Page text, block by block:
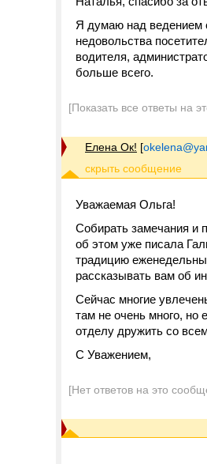
Я думаю над ведением
недовольства
водителя,
больше всего.
[Показать все ответы на
Елена Ок! [
Уважаемая Ольга!
Собирать замечания и
об этом уже писала
традицию
рассказывать вам об
Сейчас многие
там не очень много, но
отделу дружить со
С Уважением,
[Нет ответов на это